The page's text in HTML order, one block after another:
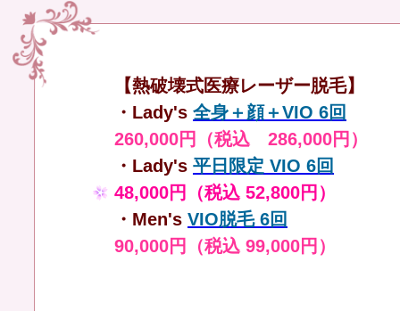
【熱破壊式医療レーザー脱毛】
・Lady's 全身＋顔＋VIO 6回
260,000円（税込 286,000円）
・Lady's 平日限定 VIO 6回
48,000円（税込 52,800円）
・Men's VIO脱毛 6回
90,000円（税込 99,000円）